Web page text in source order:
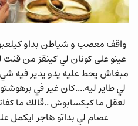
واقف معصب و شياطن بداو
عينو على كونان لي كينقز من قنت
مبغاش يحط عليه يدو يدير فيه
لي طاير ليه....كان غير في برهوشتو
لعقل ما كيكسابوش ..قالك ما
عصام لي بداتو هاجر ايكمل